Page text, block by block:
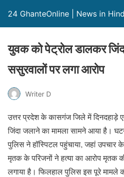
24 GhanteOnline | News in
युवक को पेट्रोल डालकर
ससुरवालों पर लगा आरोप
Writer D
उत्तर प्रदेश के कासगंज जिले में
जिंदा जलाने का मामला सामने आया है।
पुलिस ने हॉस्पिटल पहुंचाया, जहां उपचार
मृतक के परिजनों ने हत्या का आरोप मृतक
लगाया है। फिलहाल पुलिस इस पूरे मामले